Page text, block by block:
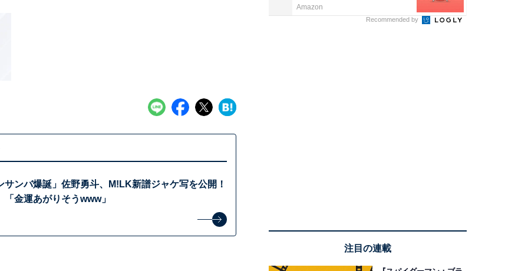
サンバ爆誕」佐野勇斗、M!LK新譜ジャケ写を公開！
「金運あがりそうwww」
Amazon
Recommended by
注目の連載